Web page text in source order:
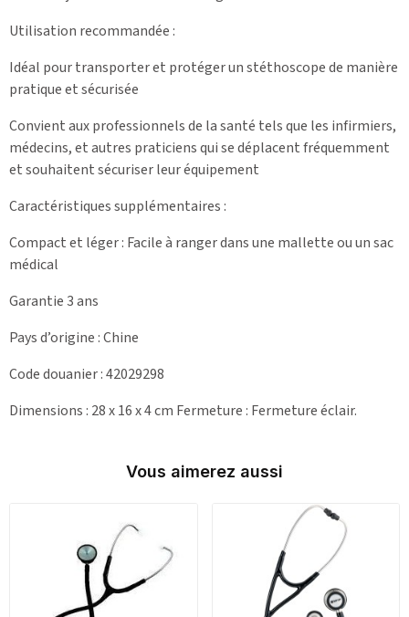
Utilisation recommandée :
Idéal pour transporter et protéger un stéthoscope de manière
pratique et sécurisée
Convient aux professionnels de la santé tels que les infirmiers,
médecins, et autres praticiens qui se déplacent fréquemment
et souhaitent sécuriser leur équipement
Caractéristiques supplémentaires :
Compact et léger : Facile à ranger dans une mallette ou un sac
médical
Garantie 3 ans
Pays d’origine : Chine
Code douanier : 42029298
Dimensions : 28 x 16 x 4 cm Fermeture : Fermeture éclair.
Vous aimerez aussi